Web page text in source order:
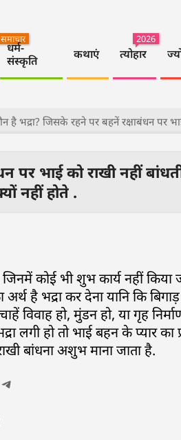
धर्म-
संस्कृति
कथाएं त्योहार
2026
है भद्रा? जिसके रहने पर बहनें रक्षाबंधन पर
पर भाई को राखी नहीं
नहीं होते .
कोई भी शुभ कार्य नहीं किया
है भद्रा कर देना यानि कि
हो, मुंडन हो, या गृह
लगी हो तो भाई बहन के प्यार का
बांधना अशुभ माना जाता है.